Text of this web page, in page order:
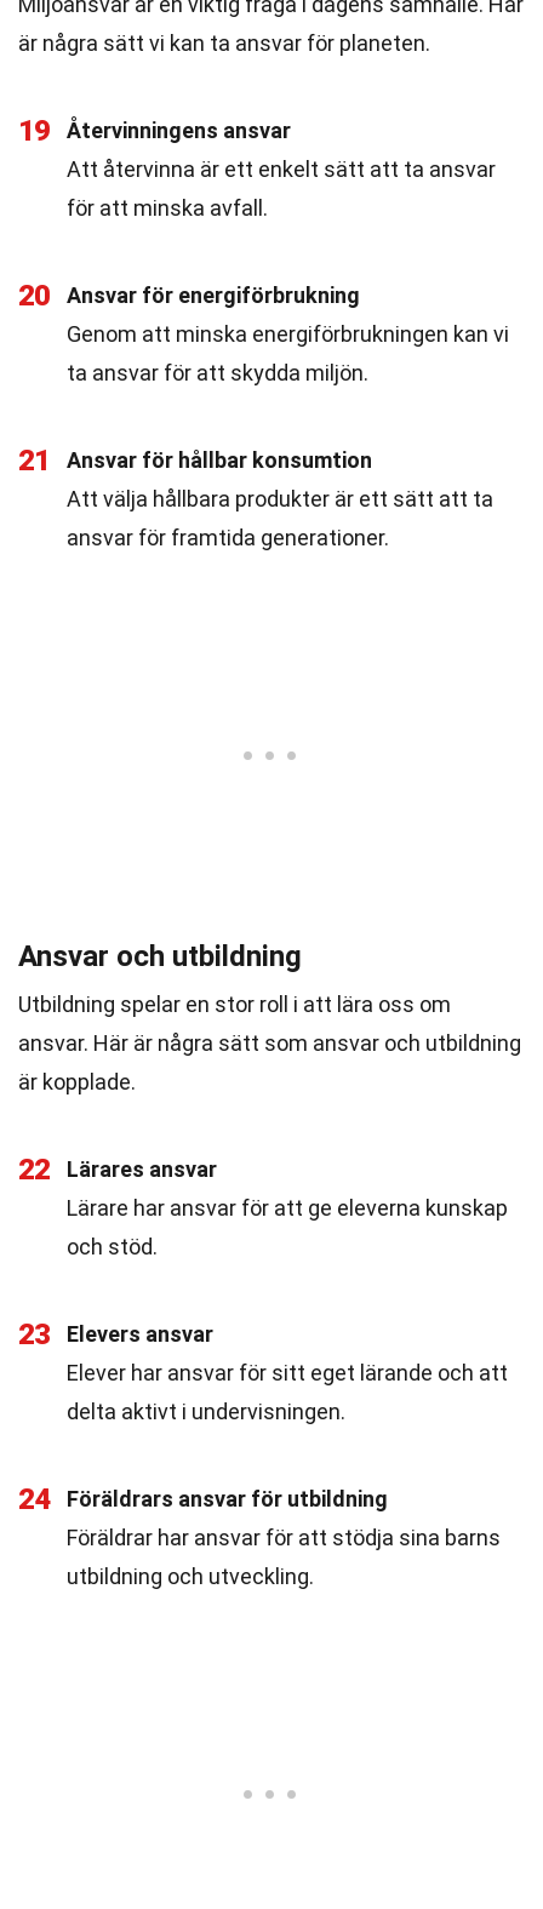
är några sätt vi kan ta ansvar för planeten.
19
Återvinningens ansvar
Att återvinna är ett enkelt sätt att ta ansvar
för att minska avfall.
20
Ansvar för energiförbrukning
Genom att minska energiförbrukningen kan vi
ta ansvar för att skydda miljön.
21
Ansvar för hållbar konsumtion
Att välja hållbara produkter är ett sätt att ta
ansvar för framtida generationer.
Ansvar och utbildning
Utbildning spelar en stor roll i att lära oss om
ansvar. Här är några sätt som ansvar och utbildning
är kopplade.
22
Lärares ansvar
Lärare har ansvar för att ge eleverna kunskap
och stöd.
23
Elevers ansvar
Elever har ansvar för sitt eget lärande och att
delta aktivt i undervisningen.
24
Föräldrars ansvar för utbildning
Föräldrar har ansvar för att stödja sina barns
utbildning och utveckling.